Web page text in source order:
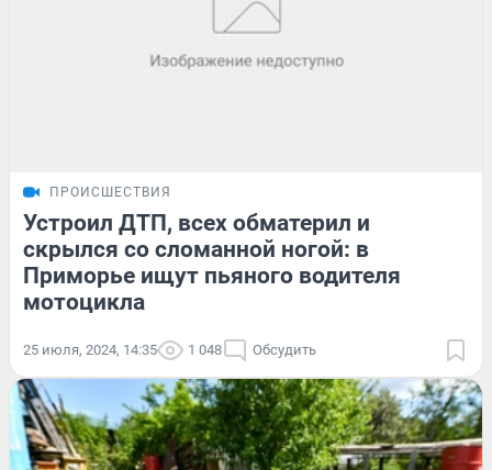
ПРОИСШЕСТВИЯ
Устроил ДТП, всех обматерил и
скрылся со сломанной ногой: в
Приморье ищут пьяного водителя
мотоцикла
25 июля, 2024, 14:35 1 048 Обсудить